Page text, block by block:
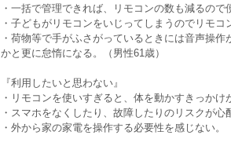
・一括で管理できれば、リモコンの数も減るの
・子どもがリモコンをいじってしまうのでリモ
・荷物等で手がふさがっているときには音声操
かと更に怠惰になる。（男性61歳）
『利用したいと思わない』
・リモコンを使いすぎると、体を動かすきっか
・スマホをなくしたり、故障したりのリスクが心
・外から家の家電を操作する必要性を感じない。